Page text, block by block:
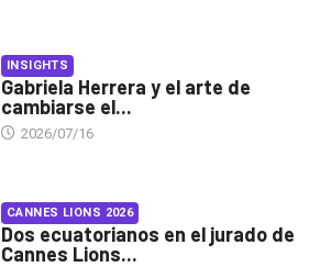
INSIGHTS
Gabriela Herrera y el arte de
cambiarse el...
2026/07/16
CANNES LIONS 2026
Dos ecuatorianos en el jurado de
Cannes Lions...